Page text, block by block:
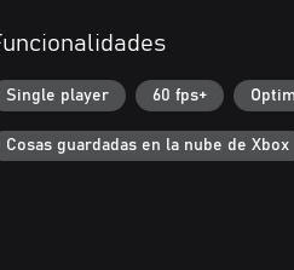
Single player 60 fps+
Cosas guardadas en la nube de Xbox